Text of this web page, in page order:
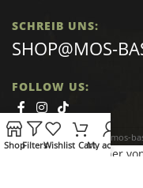
SCHREIB UNS:
SHOP@MOS-
FOLLOW US:
2023 mos-
ShopFiltersWishlist CartMy account
Cookie Consent Banner